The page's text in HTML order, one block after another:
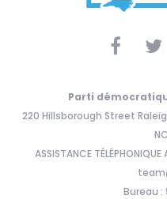
Parti
220 Hillsborough Street
ASSISTANCE
Bureau :